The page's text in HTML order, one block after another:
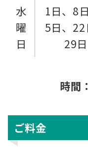
水
曜
日
1日、8
5日、22
29日
時間：
ご料金